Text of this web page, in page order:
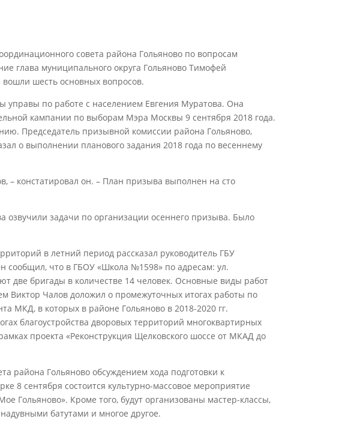
совета района Гольяново по вопросам
глава муниципального округа Гольяново Тимофей
вошли шесть основных вопросов.
управы по работе с населением Евгения Муратова. Она
кампании по выборам Мэра Москвы 9 сентября 2018 года.
Председатель призывной комиссии района Гольяново,
о выполнении планового задания 2018 года по весеннему
– констатировал он. – План призыва выполнен на сто
озвучили задачи по организации осеннего призыва. Было
в летний период рассказал руководитель ГБУ
сообщил, что в ГБОУ «Школа №1598» по адресам: ул.
две бригады в количестве 14 человек. Основные виды работ
Виктор Чалов доложил о промежуточных итогах работы по
МКД, в которых в районе Гольяново в 2018-2020 гг.
благоустройства дворовых территорий многоквартирных
проекта «Реконструкция Щелковского шоссе от МКАД до
района Гольяново обсуждением хода подготовки к
8 сентября состоится культурно-массовое мероприятие
Гольяново». Кроме того, будут организованы мастер-классы,
батутами и многое другое.